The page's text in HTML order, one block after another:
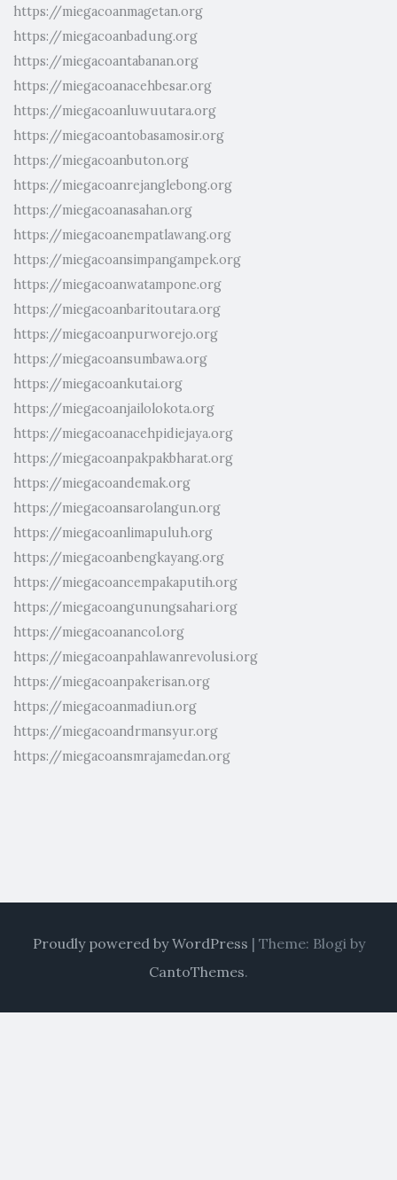
https://miegacoanmagetan.org
https://miegacoanbadung.org
https://miegacoantabanan.org
https://miegacoanacehbesar.org
https://miegacoanluwuutara.org
https://miegacoantobasamosir.org
https://miegacoanbuton.org
https://miegacoanrejanglebong.org
https://miegacoanasahan.org
https://miegacoanempatlawang.org
https://miegacoansimpangampek.org
https://miegacoanwatampone.org
https://miegacoanbaritoutara.org
https://miegacoanpurworejo.org
https://miegacoansumbawa.org
https://miegacoankutai.org
https://miegacoanjailolokota.org
https://miegacoanacehpidiejaya.org
https://miegacoanpakpakbharat.org
https://miegacoandemak.org
https://miegacoansarolangun.org
https://miegacoanlimapuluh.org
https://miegacoanbengkayang.org
https://miegacoancempakaputih.org
https://miegacoangunungsahari.org
https://miegacoanancol.org
https://miegacoanpahlawanrevolusi.org
https://miegacoanpakerisan.org
https://miegacoanmadiun.org
https://miegacoandrmansyur.org
https://miegacoansmrajamedan.org
Proudly powered by WordPress | Theme: Blogi by
CantoThemes.